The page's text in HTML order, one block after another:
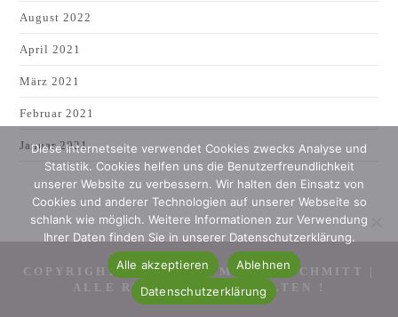
August 2022
April 2021
März 2021
Februar 2021
Januar 2021
COPYRIGHT 2007 - 2026 MONIKA SCHMITT |
ALLE RECHTE VORBEHALTEN !
Diese Internetseite verwendet Cookies zwecks Analyse und
Statistik. Cookies helfen uns die Benutzerfreundlichkeit
unserer Website zu verbessern. Wir halten den Einsatz von
Cookies und anderer Technologien auf unserer Webseite so
schlank wie möglich. Weitere Informationen zur Verwendung
Ihrer Daten finden Sie in unserer Datenschutzerklärung.
Alle akzeptieren
Ablehnen
Datenschutzerklärung